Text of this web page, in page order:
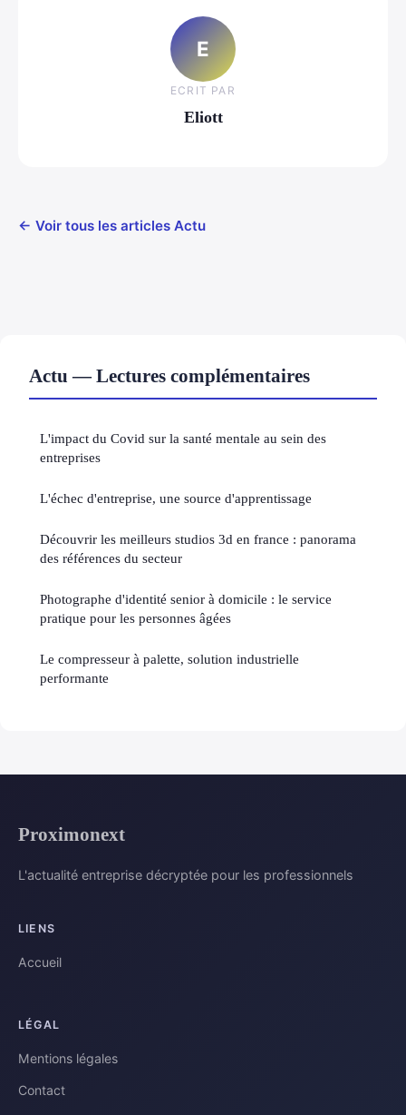
E
ECRIT PAR
Eliott
← Voir tous les articles Actu
Actu — Lectures complémentaires
L'impact du Covid sur la santé mentale au sein des
entreprises
L'échec d'entreprise, une source d'apprentissage
Découvrir les meilleurs studios 3d en france : panorama
des références du secteur
Photographe d'identité senior à domicile : le service
pratique pour les personnes âgées
Le compresseur à palette, solution industrielle
performante
Proximonext
L'actualité entreprise décryptée pour les professionnels
LIENS
Accueil
LÉGAL
Mentions légales
Contact